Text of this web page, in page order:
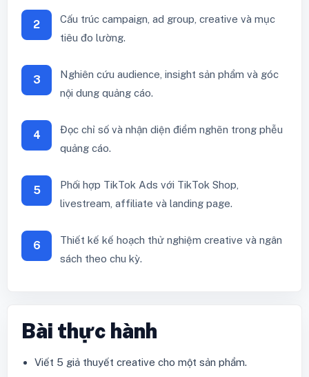
2
Cấu trúc campaign, ad group, creative và mục
tiêu đo lường.
3
Nghiên cứu audience, insight sản phẩm và góc
nội dung quảng cáo.
4
Đọc chỉ số và nhận diện điểm nghẽn trong phễu
quảng cáo.
5
Phối hợp TikTok Ads với TikTok Shop,
livestream, affiliate và landing page.
6
Thiết kế kế hoạch thử nghiệm creative và ngân
sách theo chu kỳ.
Bài thực hành
Viết 5 giả thuyết creative cho một sản phẩm.